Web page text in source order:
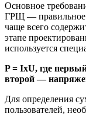
Основное
ГРЩ — правильное
чаще всего
этапе
используется
P = IхU, где
второй —
Для определения
пользователей,